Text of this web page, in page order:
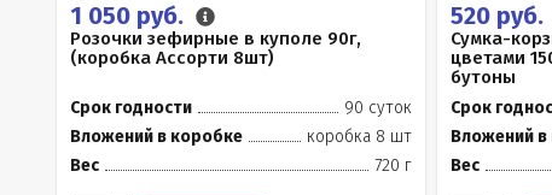
1 050 руб.
Розочки зефирные в куполе 90г,
(коробка Ассорти 8шт)
Срок годности
90 суток
Вложений в коробке
коробка 8 шт
Вес
720 г
520 руб.
Сумка-
цветами
бутоны
Срок
Вложений
Вес